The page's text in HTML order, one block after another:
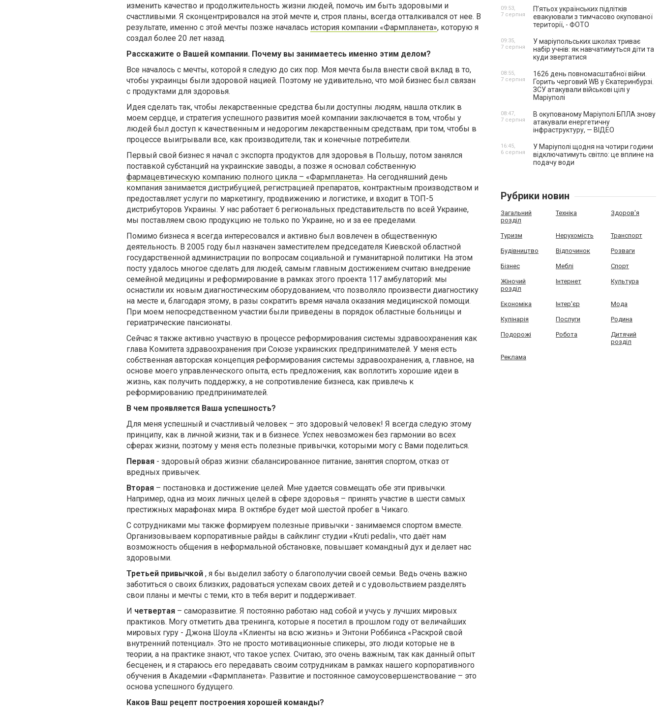
изменить качество и продолжительность жизни людей, помочь им быть здоровыми и
счастливыми. Я сконцентрировался на этой мечте и, строя планы, всегда отталкивался от нее. В
результате, именно с этой мечты позже началась история компании «Фармпланета», которую я
создал более 20 лет назад.
Расскажите о Вашей компании. Почему вы занимаетесь именно этим делом?
Все началось с мечты, которой я следую до сих пор. Моя мечта была внести свой вклад в то,
чтобы украинцы были здоровой нацией. Поэтому не удивительно, что мой бизнес был связан
с продуктами для здоровья.
Идея сделать так, чтобы лекарственные средства были доступны людям, нашла отклик в
моем сердце, и стратегия успешного развития моей компании заключается в том, чтобы у
людей был доступ к качественным и недорогим лекарственным средствам, при том, чтобы в
процессе выигрывали все, как производители, так и конечные потребители.
Первый свой бизнес я начал с экспорта продуктов для здоровья в Польшу, потом занялся
поставкой субстанций на украинские заводы, а позже я основал собственную
фармацевтическую компанию полного цикла – «Фармпланета». На сегодняшний день
компания занимается дистрибуцией, регистрацией препаратов, контрактным производством и
предоставляет услуги по маркетингу, продвижению и логистике, и входит в ТОП-5
дистрибуторов Украины. У нас работает 6 региональных представительств по всей Украине,
мы поставляем свою продукцию не только по Украине, но и за ее пределами.
Помимо бизнеса я всегда интересовался и активно был вовлечен в общественную
деятельность. В 2005 году был назначен заместителем председателя Киевской областной
государственной администрации по вопросам социальной и гуманитарной политики. На этом
посту удалось многое сделать для людей, самым главным достижением считаю внедрение
семейной медицины и реформирование в рамках этого проекта 117 амбулаторий: мы
оснастили их новым диагностическим оборудованием, что позволяло произвести диагностику
на месте и, благодаря этому, в разы сократить время начала оказания медицинской помощи.
При моем непосредственном участии были приведены в порядок областные больницы и
гериатрические пансионаты.
Сейчас я также активно участвую в процессе реформирования системы здравоохранения как
глава Комитета здравоохранения при Союзе украинских предпринимателей. У меня есть
собственная авторская концепция реформирования системы здравоохранения, а, главное, на
основе моего управленческого опыта, есть предложения, как воплотить хорошие идеи в
жизнь, как получить поддержку, а не сопротивление бизнеса, как привлечь к
реформированию предпринимателей.
В чем проявляется Ваша успешность?
Для меня успешный и счастливый человек – это здоровый человек! Я всегда следую этому
принципу, как в личной жизни, так и в бизнесе. Успех невозможен без гармонии во всех
сферах жизни, поэтому у меня есть полезные привычки, которыми могу с Вами поделиться.
Первая - здоровый образ жизни: сбалансированное питание, занятия спортом, отказ от
вредных привычек.
Вторая – постановка и достижение целей. Мне удается совмещать обе эти привычки.
Например, одна из моих личных целей в сфере здоровья – принять участие в шести самых
престижных марафонах мира. В октябре будет мой шестой пробег в Чикаго.
С сотрудниками мы также формируем полезные привычки - занимаемся спортом вместе.
Организовываем корпоративные райды в сайклинг студии «Kruti pedali», что даёт нам
возможность общения в неформальной обстановке, повышает командный дух и делает нас
здоровыми.
Третьей привычкой , я бы выделил заботу о благополучии своей семьи. Ведь очень важно
заботиться о своих близких, радоваться успехам своих детей и с удовольствием разделять
свои планы и мечты с теми, кто в тебя верит и поддерживает.
И четвертая – саморазвитие. Я постоянно работаю над собой и учусь у лучших мировых
практиков. Могу отметить два тренинга, которые я посетил в прошлом году от величайших
мировых гуру - Джона Шоула «Клиенты на всю жизнь» и Энтони Роббинса «Раскрой свой
внутренний потенциал». Это не просто мотивационные спикеры, это люди которые не в
теории, а на практике знают, что такое успех. Считаю, это очень важным, так как данный опыт
бесценен, и я стараюсь его передавать своим сотрудникам в рамках нашего корпоративного
обучения в Академии «Фармпланета». Развитие и постоянное самоусовершенствование – это
основа успешного будущего.
Каков Ваш рецепт построения хорошей команды?
П’ятьох українських підлітків
евакуювали з тимчасово окупованої
території, - ФОТО
09:53,
7 серпня
У маріупольських школах триває
набір учнів: як навчатимуться діти та
куди звертатися
09:35,
7 серпня
1626 день повномасштабної війни.
Горить черговий WB у Єкатеринбурзі.
ЗСУ атакували військові цілі у
Маріуполі
08:55,
7 серпня
В окупованому Маріуполі БПЛА знову
атакували енергетичну
інфраструктуру, — ВІДЕО
08:47,
7 серпня
У Маріуполі щодня на чотири години
відключатимуть світло: це вплине на
подачу води
16:45,
6 серпня
Рубрики новин
Загальний
розділ
Техніка Здоров'я
Туризм Нерухомість Транспорт
Будівництво Відпочинок Розваги
Бізнес Меблі Спорт
Жіночий
розділ
Інтернет Культура
Економіка Інтер'єр Мода
Кулінарія Послуги Родина
Подорожі Робота
Дитячий
розділ
Реклама